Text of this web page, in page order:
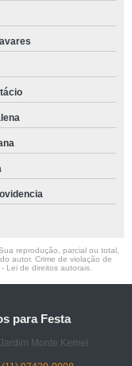
reprodução, parcial ou total,
autor. Crime de violação de
Lei de direitos autorais
para Festa
Monte Kemel